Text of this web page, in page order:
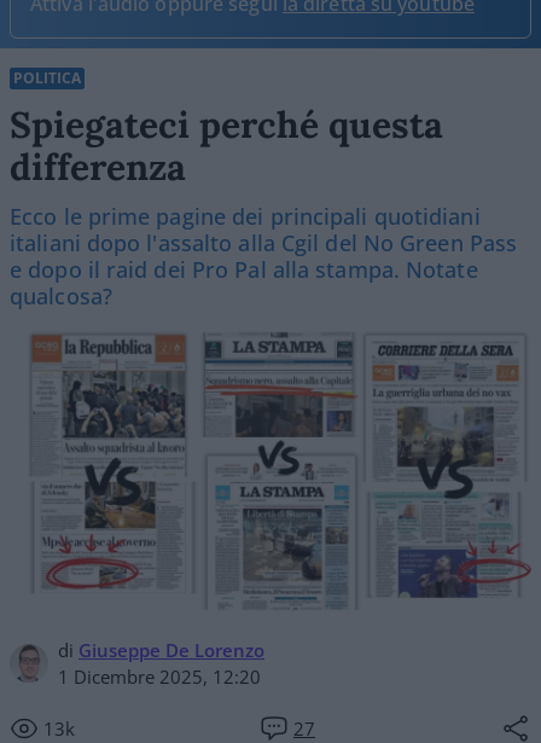
POLITICA
Spiegateci perché questa
differenza
Ecco le prime pagine dei principali quotidiani
italiani dopo l'assalto alla Cgil del No Green Pass
e dopo il raid dei Pro Pal alla stampa. Notate
qualcosa?
di Giuseppe De Lorenzo
1 Dicembre 2025, 12:20
13k 27